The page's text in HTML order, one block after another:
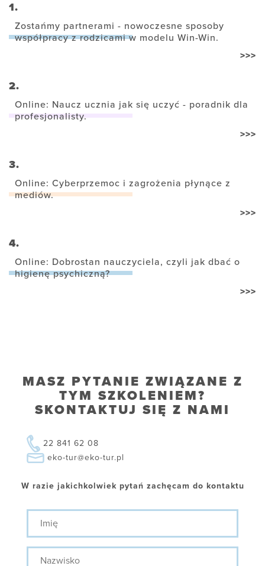
1.
Zostańmy partnerami - nowoczesne sposoby
współpracy z rodzicami w modelu Win-Win.
>>>
2.
Online: Naucz ucznia jak się uczyć - poradnik dla
profesjonalisty.
>>>
3.
Online: Cyberprzemoc i zagrożenia płynące z
mediów.
>>>
4.
Online: Dobrostan nauczyciela, czyli jak dbać o
higienę psychiczną?
>>>
MASZ PYTANIE ZWIĄZANE Z
TYM SZKOLENIEM?
SKONTAKTUJ SIĘ Z NAMI
22 841 62 08
eko-tur@eko-tur.pl
W razie jakichkolwiek pytań zachęcam do kontaktu
Imię
Nazwisko